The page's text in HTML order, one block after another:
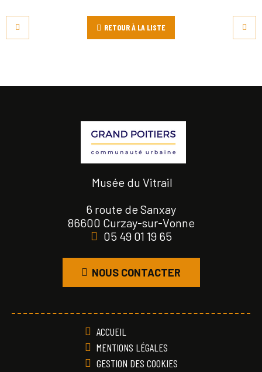
RETOUR À LA LISTE
Musée du Vitrail
6 route de Sanxay
86600 Curzay-sur-Vonne
05 49 01 19 65
NOUS CONTACTER
ACCUEIL
MENTIONS LÉGALES
GESTION DES COOKIES